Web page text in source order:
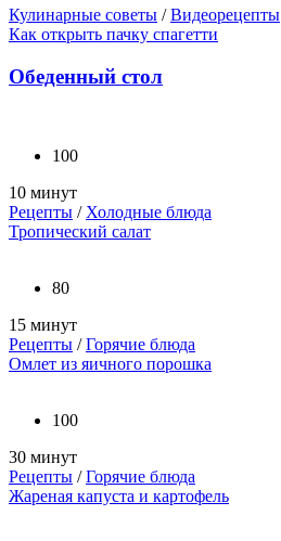
Кулинарные советы /Видеорецепты
Как открыть пачку спагетти
Обеденный стол
100
10 минут
Рецепты / Холодные блюда
Тропический салат
80
15 минут
Рецепты /Горячие блюда
Омлет из яичного порошка
100
30 минут
Рецепты /Горячие блюда
Жареная капуста и картофель